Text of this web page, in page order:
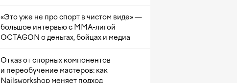
«Это уже не про спорт в чистом виде» —
большое интервью с ММА-лигой
OCTAGON о деньгах, бойцах и медиа
Отказ от спорных компонентов
и переобучение мастеров: как
Nailsworkshop меняет подход